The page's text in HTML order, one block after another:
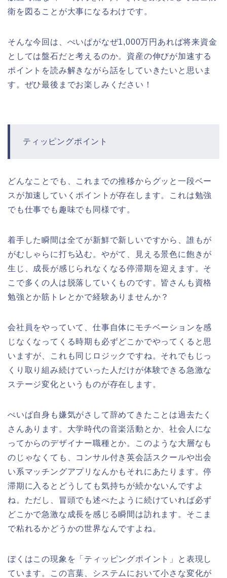
衛を図ることが大事になるわけです。
そんな今回は、ぺいぱがなぜ1,000万円あれば将来資金
としては盤石だと考えるのか。資産の伸びが加速する
ポイントを読み解きながら話をしていきたいと思いま
す。ぜひ最後までお楽しみください！
ティッピングポイント
どんなことでも、これまでの推移からグッと一段ベー
スが加速していくポイントが存在します。これは勉強
でも仕事でも趣味でも同様です。
着手した瞬間は全てが新鮮で新しいですから、誰もが
がむしゃらに打ち込む。やがて、見える景色に飽きが
生じ、成長が感じられなくなる停滞期を迎えます。そ
こで多くの人は脱落していくものです。皆さんも資格
勉強とか筋トレとかで経験ありませんか？
会社員をやっていて、仕事自体にモチベーションを感
じなくなってくる時期も必ずどこかでやってくると思
いますが、これも同じロジックですね。それでもじっ
くり取り組み続けていった人だけが体験できる急激な
ステージ変化というものが存在します。
ぺいぱ自身も嫌気がさして辞めてきたことは過去たく
さんあります。大学時代の音楽活動とか、社会人にな
ってからのデザイナー職種とか。このような大層なも
のじゃなくても、コンサル付き英会話スクールや出会
い系マッチングアプリなんかもそれにあたります。停
滞期に入るとどうしても気持ちが続かないんですよ
ね。ただし、冒頭でも述べたように続けていれば必ず
どこかで急激な成長を感じる瞬間は訪れます。そこま
で粘れるかどうかの世界なんですよね。
ぼくはこの現象を「ティッピングポイント」と表現し
ています。この言葉、システムにおいて小さな変化が